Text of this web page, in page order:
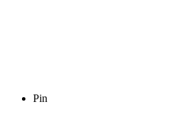
Pin